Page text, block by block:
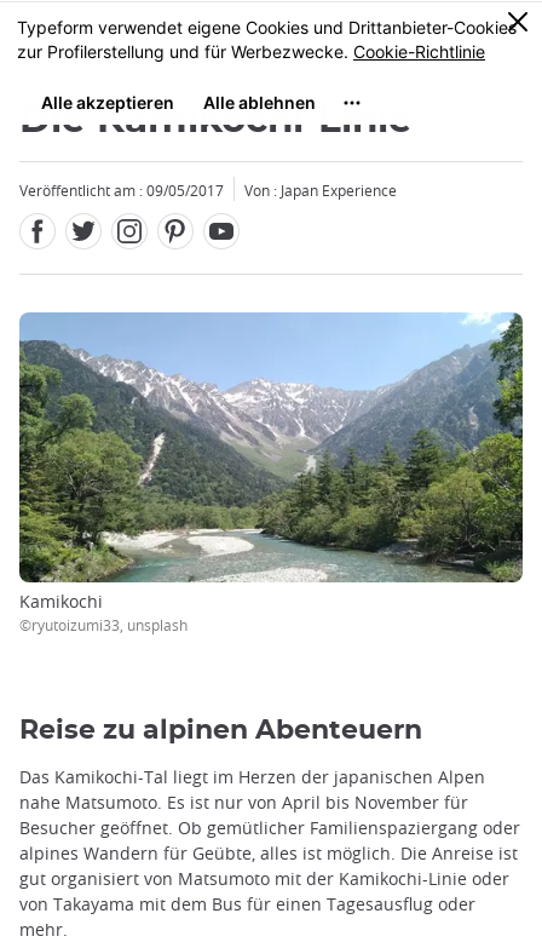
Größe
MENU
0
Die Kamikochi-Linie
Veröffentlicht am : 09/05/2017 Von : Japan Experience
Kamikochi
©ryutoizumi33, unsplash
Reise zu alpinen Abenteuern
Das Kamikochi-Tal liegt im Herzen der japanischen Alpen
nahe Matsumoto. Es ist nur von April bis November für
Besucher geöffnet. Ob gemütlicher Familienspaziergang oder
alpines Wandern für Geübte, alles ist möglich. Die Anreise ist
gut organisiert von Matsumoto mit der Kamikochi-Linie oder
von Takayama mit dem Bus für einen Tagesausflug oder
mehr.
Schließen